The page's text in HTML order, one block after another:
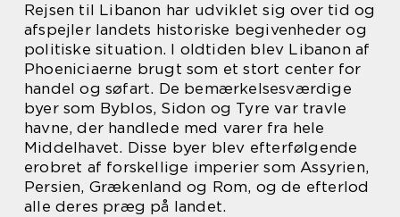
Rejsen til Libanon har udviklet sig over tid og
afspejler landets historiske begivenheder og
politiske situation. I oldtiden blev Libanon af
Phoeniciaerne brugt som et stort center for
handel og søfart. De bemærkelsesværdige
byer som Byblos, Sidon og Tyre var travle
havne, der handlede med varer fra hele
Middelhavet. Disse byer blev efterfølgende
erobret af forskellige imperier som Assyrien,
Persien, Grækenland og Rom, og de efterlod
alle deres præg på landet.